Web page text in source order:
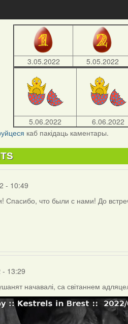
3.05.2022 5.05.2022
5.06.2022 6.06.2022
каб пакідаць каментары.
- 10:49
Спасибо, что были с нами! До
- 13:29
начавалі, са світаннем